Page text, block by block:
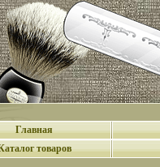
Главная
товаров